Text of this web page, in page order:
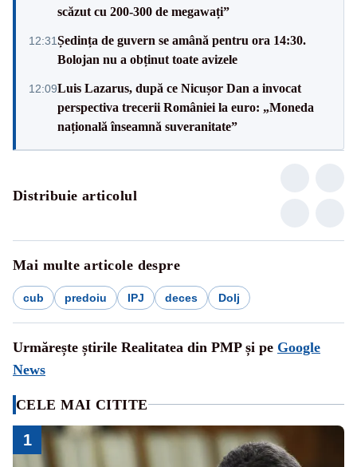
scăzut cu 200-300 de megawați”
12:31Ședința de guvern se amână pentru ora 14:30.
Bolojan nu a obținut toate avizele
12:09Luis Lazarus, după ce Nicușor Dan a invocat
perspectiva trecerii României la euro: „Moneda
națională înseamnă suveranitate”
Distribuie articolul
Mai multe articole despre
cub predoiu IPJ deces Dolj
Urmărește știrile Realitatea din PMP și pe Google
News
CELE MAI CITITE
1